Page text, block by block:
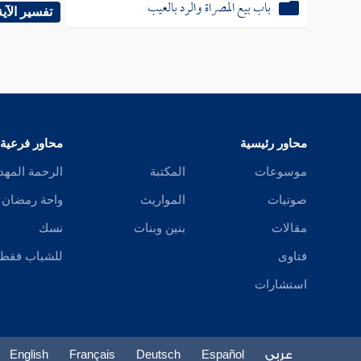
باب بيع المصراة والرد بالعيب
الأرض
أن
واحتج
وروى
كان
تفسير
محاور رئيسية
موسوعات
صوتيات
مقالات
فتاوى
استشارات
المكتبة
المواريث
بنين وبنات
محاور فرعية
الرحمة
واحة رمضان
نسك
للشباب فقط
عربي Español
Deutsch
Français
English